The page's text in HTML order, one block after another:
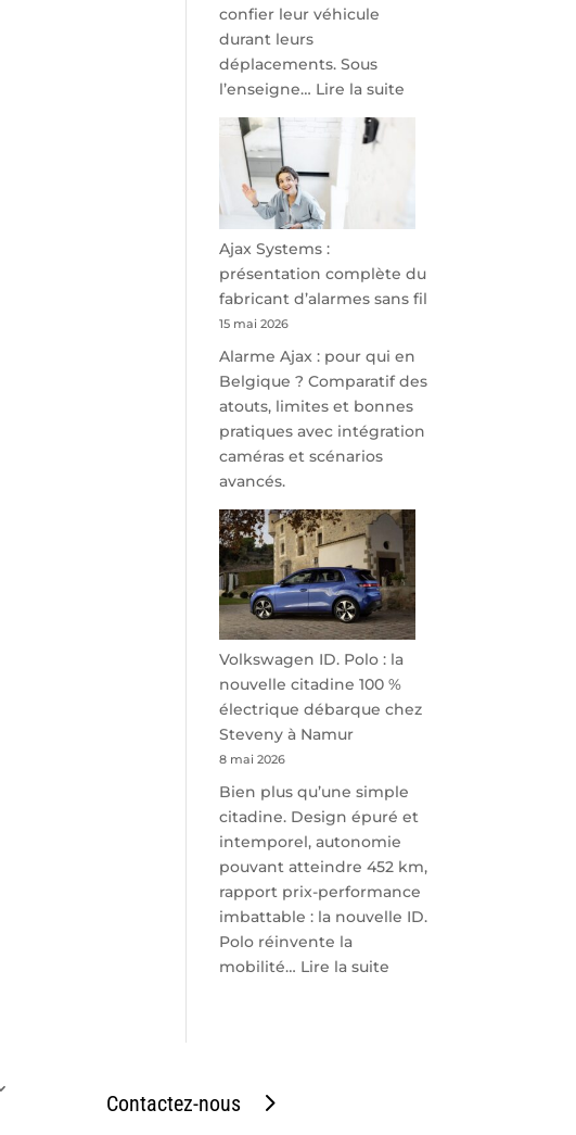
confier leur véhicule
durant leurs
déplacements. Sous
l’enseigne… Lire la suite
Park
redessine
parking
sécurisé
à
l’aéroport
Ajax Systems :
présentation complète du
fabricant d’alarmes sans fil
15 mai 2026
Alarme Ajax : pour qui en
Belgique ? Comparatif des
atouts, limites et bonnes
pratiques avec intégration
caméras et scénarios
avancés.
Volkswagen ID. Polo : la
nouvelle citadine 100 %
électrique débarque chez
Steveny à Namur
8 mai 2026
Bien plus qu’une simple
citadine. Design épuré et
intemporel, autonomie
pouvant atteindre 452 km,
rapport prix-performance
imbattable : la nouvelle ID.
Polo réinvente la
mobilité… Lire la suite
Contactez-nous